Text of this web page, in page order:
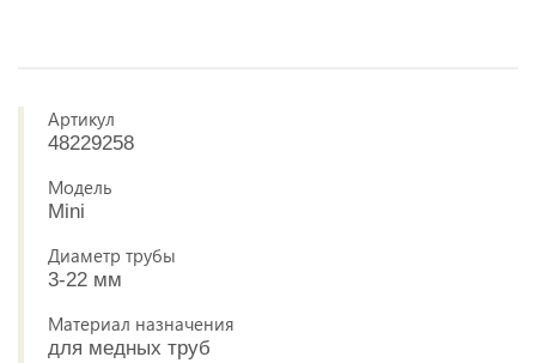
Артикул
48229258
Модель
Mini
Диаметр трубы
3-22 мм
Материал назначения
для медных труб